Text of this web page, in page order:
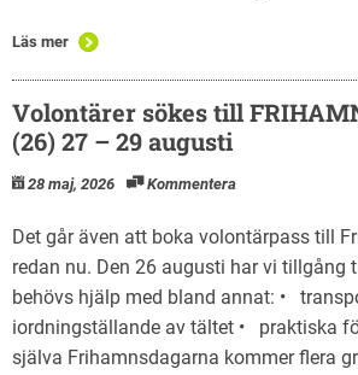
Läs mer
Volontärer sökes till
(26) 27 – 29 augusti
28 maj, 2026 Kommentera
Det går även att boka volontärpass till
redan nu. Den 26 augusti har vi tillgång
behövs hjälp med bland annat: •
iordningställande av tältet • praktiska
själva Frihamnsdagarna kommer flera